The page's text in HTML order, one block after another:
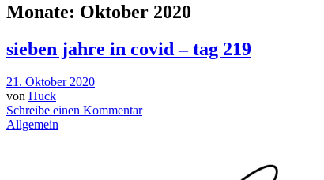
Monate: Oktober 2020
sieben jahre in covid – tag 219
21. Oktober 2020
von Huck
Schreibe einen Kommentar
Allgemein